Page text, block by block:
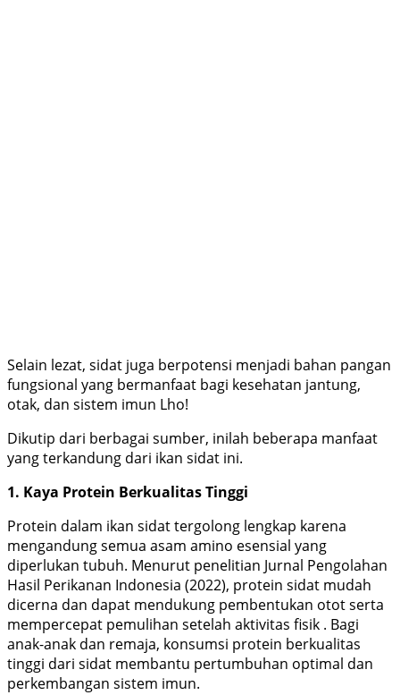
Selain lezat, sidat juga berpotensi menjadi bahan pangan
fungsional yang bermanfaat bagi kesehatan jantung,
otak, dan sistem imun Lho!
Dikutip dari berbagai sumber, inilah beberapa manfaat
yang terkandung dari ikan sidat ini.
1. Kaya Protein Berkualitas Tinggi
Protein dalam ikan sidat tergolong lengkap karena
mengandung semua asam amino esensial yang
diperlukan tubuh. Menurut penelitian Jurnal Pengolahan
Hasil Perikanan Indonesia (2022), protein sidat mudah
dicerna dan dapat mendukung pembentukan otot serta
mempercepat pemulihan setelah aktivitas fisik . Bagi
anak-anak dan remaja, konsumsi protein berkualitas
tinggi dari sidat membantu pertumbuhan optimal dan
perkembangan sistem imun.